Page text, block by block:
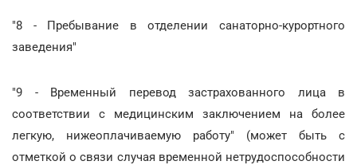
"8 - Пребывание в отделении санаторно-курортного
заведения"
"9 - Временный перевод застрахованного лица в
соответствии с медицинским заключением на более
легкую, нижеоплачиваемую работу" (может быть с
отметкой о связи случая временной нетрудоспособности